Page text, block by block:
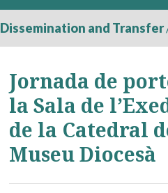
Dissemination and Transfer
Jornada de
la Sala de
de la Catedral
Museu Diocesà